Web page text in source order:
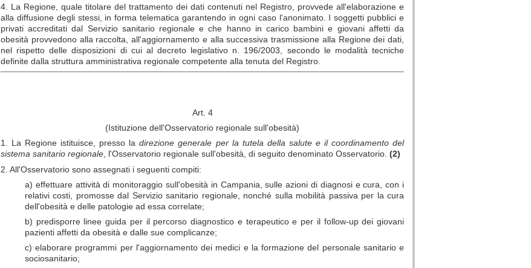
4. La Regione, quale titolare del trattamento dei dati contenuti nel Registro, provvede all'elaborazione e
alla diffusione degli stessi, in forma telematica garantendo in ogni caso l'anonimato. I soggetti pubblici e
privati accreditati dal Servizio sanitario regionale e che hanno in carico bambini e giovani affetti da
obesità provvedono alla raccolta, all'aggiornamento e alla successiva trasmissione alla Regione dei dati,
nel rispetto delle disposizioni di cui al decreto legislativo n. 196/2003, secondo le modalità tecniche
definite dalla struttura amministrativa regionale competente alla tenuta del Registro.
Art. 4
(Istituzione dell'Osservatorio regionale sull'obesità)
1. La Regione istituisce, presso ladirezione generale per la tutela della salute e il coordinamento del
sistema sanitario regionale, l'Osservatorio regionale sull'obesità, di seguito denominato Osservatorio. (2)
2. All'Osservatorio sono assegnati i seguenti compiti:
a) effettuare attività di monitoraggio sull'obesità in Campania, sulle azioni di diagnosi e cura, con i
relativi costi, promosse dal Servizio sanitario regionale, nonché sulla mobilità passiva per la cura
dell'obesità e delle patologie ad essa correlate;
b) predisporre linee guida per il percorso diagnostico e terapeutico e per il follow-up dei giovani
pazienti affetti da obesità e dalle sue complicanze;
c) elaborare programmi per l'aggiornamento dei medici e la formazione del personale sanitario e
sociosanitario;